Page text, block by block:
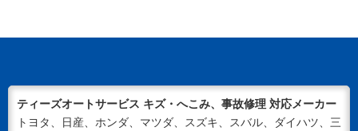
の度、ティーズオートサービスのウェブサイトを新規オ
ープンいたしました！地域に信頼...
ティーズオートサービス キズ・へこみ、事故修理 対応メーカー
トヨタ、日産、ホンダ、マツダ、スズキ、スバル、ダイハツ、三